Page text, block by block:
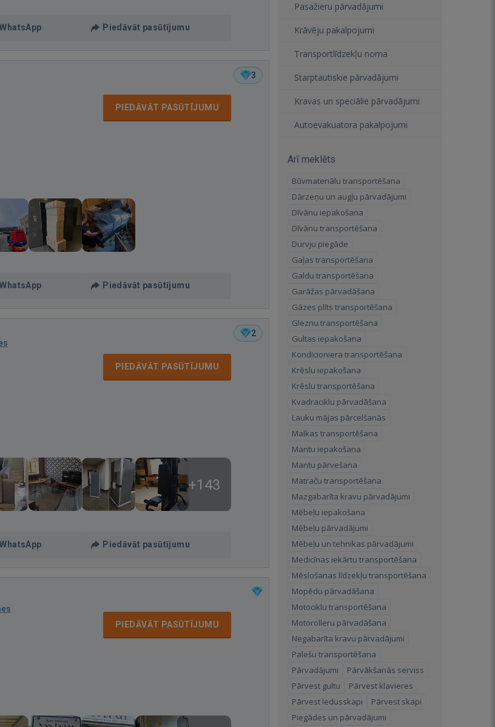
WhatsApp Piedāvāt pasūtījumu
3
PIEDĀVĀT PASŪTĪJUMU
WhatsApp Piedāvāt pasūtījumu
2
PIEDĀVĀT PASŪTĪJUMU
+143
WhatsApp Piedāvāt pasūtījumu
PIEDĀVĀT PASŪTĪJUMU
Pasažieru pārvadājumi
Krāvēju pakalpojumi
Transportlīdzekļu noma
Starptautiskie pārvadājumi
Kravas un speciālie pārvadājumi
Autoevakuatora pakalpojumi
Arī meklēts
Būvmateriālu transportēšana
Dārzeņu un augļu pārvadājumi
Dīvānu iepakošana
Dīvānu transportēšana
Durvju piegāde
Gaļas transportēšana
Galdu transportēšana
Garāžas pārvadāšana
Gāzes plīts transportēšana
Gleznu transportēšana
Gultas iepakošana
Kondicioniera transportēšana
Krēslu iepakošana
Krēslu transportēšana
Kvadraciklu pārvadāšana
Lauku mājas pārcelšanās
Malkas transportēšana
Mantu iepakošana
Mantu pārvešana
Matraču transportēšana
Mazgabarīta kravu pārvadājumi
Mēbeļu iepakošana
Mēbeļu pārvadājumi
Mēbeļu un tehnikas pārvadājumi
Medicīnas iekārtu transportēšana
Mēslošanas līdzekļu transportēšana
Mopēdu pārvadāšana
Motociklu transportēšana
Motorolleru pārvadāšana
Negabarīta kravu pārvadājumi
Palešu transportēšana
Pārvadājumi
Pārvākšanās serviss
Pārvest gultu
Pārvest klavieres
Pārvest ledusskapi
Pārvest skapi
Piegādes un pārvadājumi